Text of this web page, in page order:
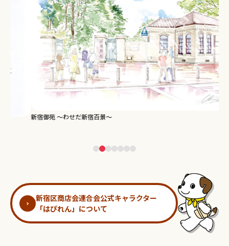
新宿御苑 ～わせだ新宿百景～
新宿区商店会連合会公式キャラクター
「はぴれん」について